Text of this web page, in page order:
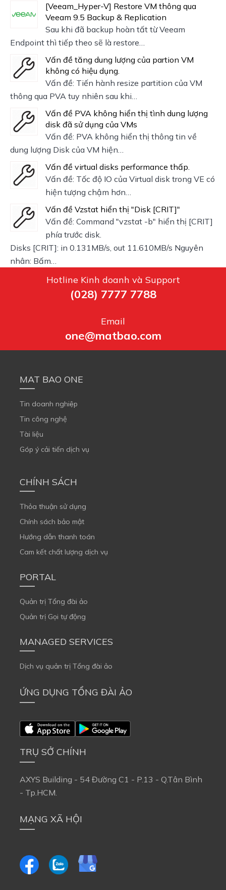
[Veeam_Hyper-V] Restore VM thông qua
Veeam 9.5 Backup & Replication
Sau khi đã backup hoàn tất từ Veeam
Endpoint thì tiếp theo sẽ là restore…
Vấn đề tăng dung lượng của partion VM
không có hiệu dụng.
Vấn đề: Tiến hành resize partition của VM
thông qua PVA tuy nhiên sau khi…
Vấn đề PVA không hiển thị tình dung lượng
disk đã sử dụng của VMs
Vấn đề: PVA không hiển thị thông tin về
dung lượng Disk của VM hiện…
Vấn đề virtual disks performance thấp.
Vấn đề: Tốc độ IO của Virtual disk trong VE có
hiện tượng chậm hơn…
Vấn đề Vzstat hiển thị "Disk [CRIT]"
Vấn đề: Command "vzstat -b" hiển thị [CRIT]
phía trước disk.
Disks [CRIT]: in 0.131MB/s, out 11.610MB/s Nguyên
nhân: Bấm…
Hotline Kinh doanh và Support
(028) 7777 7788
Email
one@matbao.com
MAT BAO ONE
Tin doanh nghiệp
Tin công nghệ
Tài liệu
Góp ý cải tiến dịch vụ
CHÍNH SÁCH
Thỏa thuận sử dụng
Chính sách bảo mật
Hướng dẫn thanh toán
Cam kết chất lượng dịch vụ
PORTAL
Quản trị Tổng đài ảo
Quản trị Gọi tự động
MANAGED SERVICES
Dịch vụ quản trị Tổng đài ảo
ỨNG DỤNG TỔNG ĐÀI ẢO
TRỤ SỞ CHÍNH
AXYS Building - 54 Đường C1 - P.13 - Q.Tân Bình
- Tp.HCM.
MẠNG XÃ HỘI